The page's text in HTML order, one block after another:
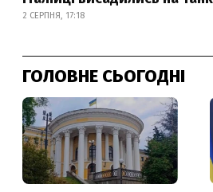
2 СЕРПНЯ, 17:18
ГОЛОВНЕ СЬОГОДНІ